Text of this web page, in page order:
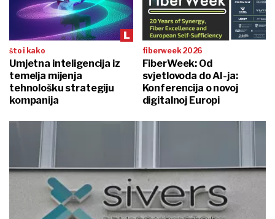
što i kako
Umjetna inteligencija iz
temelja mijenja
tehnološku strategiju
kompanija
fiberweek 2026
FiberWeek: Od
svjetlovoda do AI-ja:
Konferencija o novoj
digitalnoj Europi